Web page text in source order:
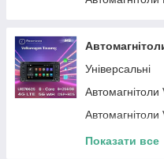
Універсальні
Автомагнітоли
Показати все